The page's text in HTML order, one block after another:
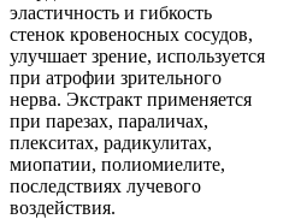
эластичность и гибкость
стенок кровеносных сосудов,
улучшает зрение, используется
при атрофии зрительного
нерва. Экстракт применяется
при парезах, параличах,
плекситах, радикулитах,
миопатии, полиомиелите,
последствиях лучевого
воздействия.